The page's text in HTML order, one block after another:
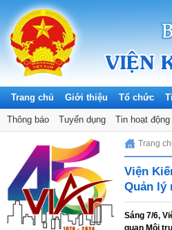
Trang chủ Giới thiệu Tổ chức
Thông báo Tuyển dụng Tin hoạt động
Saturday, 08/08/2026
Trang
Viện
Quản lý
Sáng 7/6,
quan Môi